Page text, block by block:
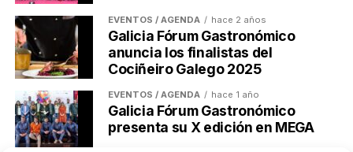
Ulises Galicia
Actualidad económica, negocios, comunicación y marketing
digital en Galicia
EVENTOS / AGENDA hace 2 años
Galicia Fórum Gastronómico
anuncia los finalistas del
Cociñeiro Galego 2025
EVENTOS / AGENDA hace 1 año
Galicia Fórum Gastronómico
presenta su X edición en MEGA